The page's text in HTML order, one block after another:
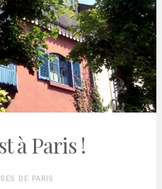
à Paris !
DE PARIS